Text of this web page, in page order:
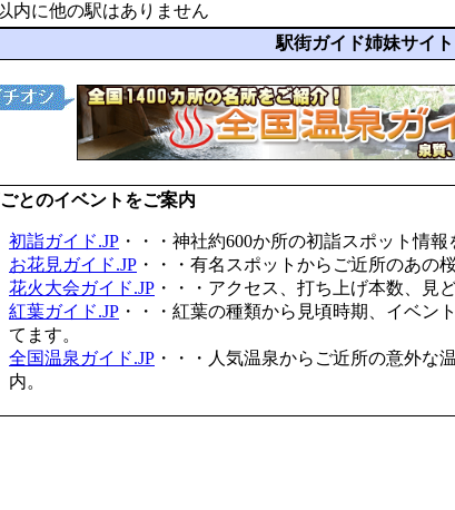
内に他の駅はありません
駅街ガイド姉妹サイト
とのイベントをご案内
初詣ガイド.JP ・・・神社約600か所の初詣スポット情報
お花見ガイド.JP ・・・有名スポットからご近所のあの
花火大会ガイド.JP ・・・アクセス、打ち上げ本数、見
紅葉ガイド.JP ・・・紅葉の種類から見頃時期、イベン
てます。
全国温泉ガイド.JP ・・・人気温泉からご近所の意外な
内。